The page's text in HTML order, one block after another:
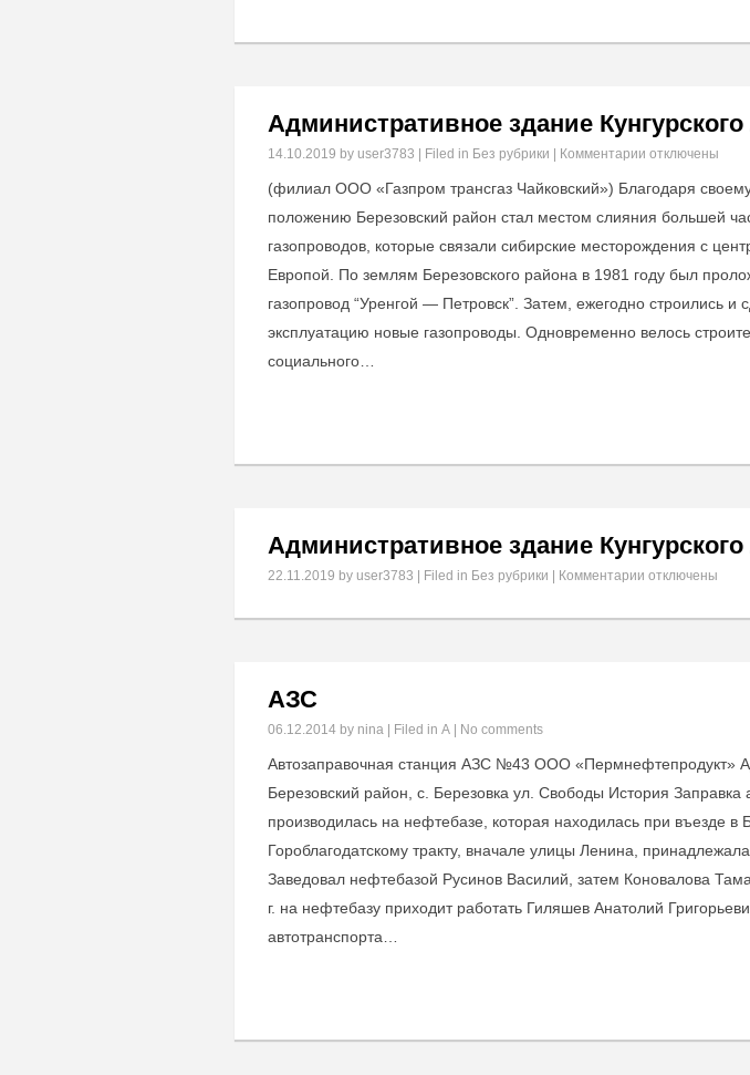
Административное здание
14.10.2019 by user3783 | Filed in Без рубрики Комментарии отключены
(филиал ООО «Газпром трансгаз Чайковский») Благодаря
положению Березовский район стал местом слияния большей
газопроводов, которые связали сибирские месторождения с
Европой. По землям Березовского района в 1981 году был
газопровод “Уренгой — Петровск”. Затем, ежегодно строились и
эксплуатацию новые газопроводы. Одновременно велось
социального…
Административное здание
22.11.2019 by user3783 | Filed in Без рубрики Комментарии отключены
АЗС
06.12.2014 by nina | Filed in А No comments
Автозаправочная станция АЗС №43 ООО «Пермнефтепродукт»
Березовский район, с. Березовка ул. Свободы История Заправка
производилась на нефтебазе, которая находилась при въезде в
Гороблагодатскому тракту, вначале улицы Ленина, принадлежала
Заведовал нефтебазой Русинов Василий, затем Коновалова
г. на нефтебазу приходит работать Гиляшев Анатолий
автотранспорта…